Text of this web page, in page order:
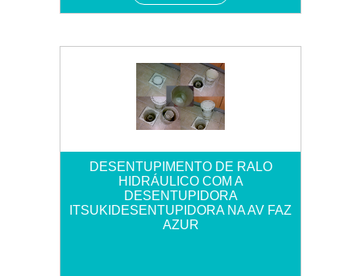
DESENTUPIMENTO DE RALO
HIDRÁULICO COM A
DESENTUPIDORA
ITSUKIDESENTUPIDORA NA AV FAZ
AZUR